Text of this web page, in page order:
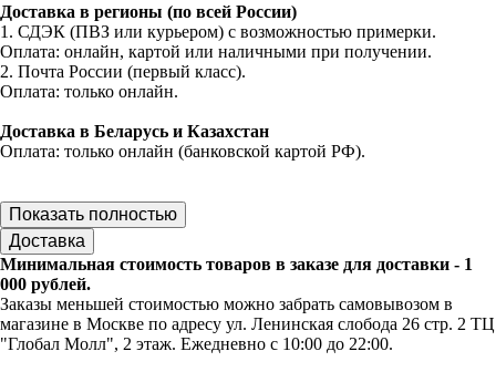
Доставка в регионы (по всей России)
1. СДЭК (ПВЗ или курьером) с возможностью примерки.
Оплата: онлайн, картой или наличными при получении.
2. Почта России (первый класс).
Оплата: только онлайн.
Доставка в Беларусь и Казахстан
Оплата: только онлайн (банковской картой РФ).
Показать полностью
Доставка
Минимальная стоимость товаров в заказе для доставки - 1
000 рублей.
Заказы меньшей стоимостью можно забрать самовывозом в
магазине в Москве по адресу ул. Ленинская слобода 26 стр. 2 ТЦ
"Глобал Молл", 2 этаж. Ежедневно с 10:00 до 22:00.